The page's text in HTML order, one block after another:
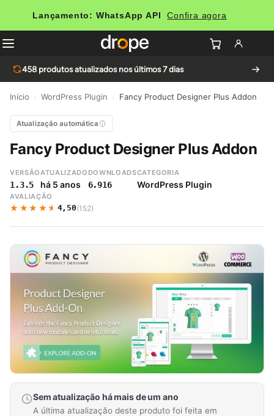
Lançamento: WhatsApp API Confira agora
458 produtos atualizados nos últimos 7 dias
Início WordPress Plugin Fancy Product Designer Plus Addon
Atualização automática
Fancy Product Designer Plus Addon
VERSÃO
1.3.5
ATUALIZADO
há 5 anos
DOWNLOADS
6.916
CATEGORIA
WordPress Plugin
AVALIAÇÃO
★★★★★
★★★★★ 4,50(152)
Sem atualização há mais de um ano
A última atualização deste produto foi feita em